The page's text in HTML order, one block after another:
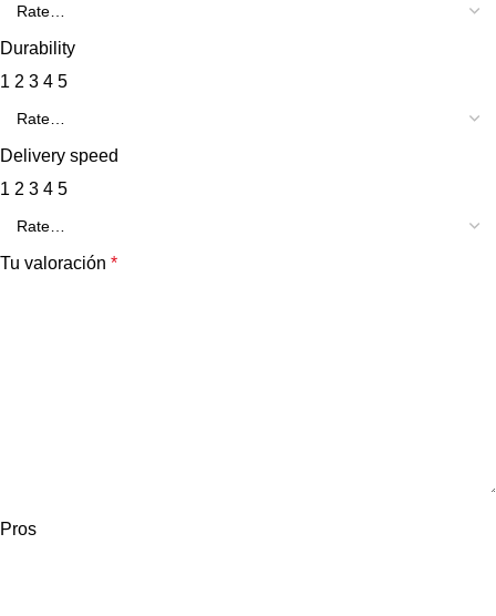
Durability
1 2 3 4 5
Delivery speed
1 2 3 4 5
Tu valoración *
Pros